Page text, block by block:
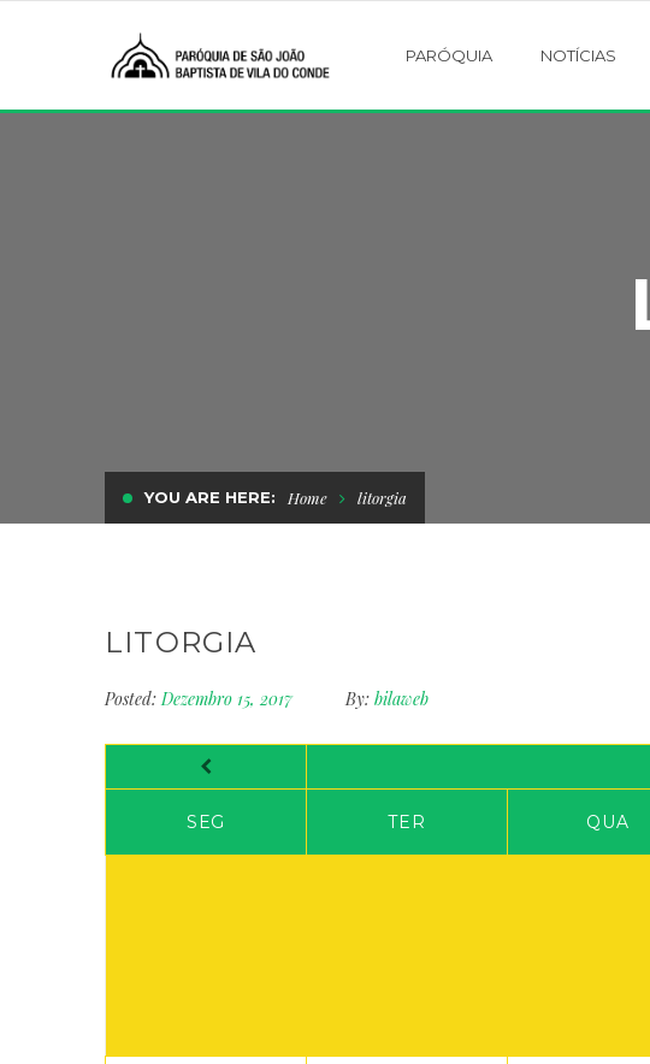
PARÓQUIA NOTÍCIAS
YOU ARE HERE: Home litorgia
LITORGIA
Posted: Dezembro 15, 2017 By: bilaweb
SEG TER QUA